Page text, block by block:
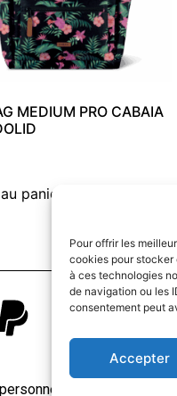
Pour offrir les
cookies pour stocker
à ces technologies
de navigation ou les
consentement peut
Accepter
MEDIUM PRO CABAIA
panier